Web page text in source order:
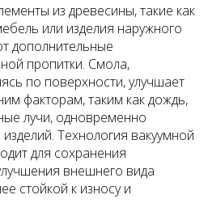
из древесины, такие как
или изделия наружного
дополнительные
пропитки. Смола,
по поверхности, улучшает
факторам, таким как дождь,
лучи, одновременно
Технология вакуумной
для сохранения
внешнего вида
стойкой к износу и